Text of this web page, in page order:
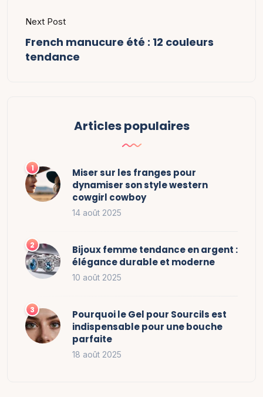
Next Post
French manucure été : 12 couleurs
tendance
Articles populaires
Miser sur les franges pour
dynamiser son style western
cowgirl cowboy
14 août 2025
Bijoux femme tendance en argent :
élégance durable et moderne
10 août 2025
Pourquoi le Gel pour Sourcils est
indispensable pour une bouche
parfaite
18 août 2025